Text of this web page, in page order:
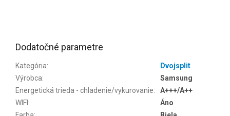
Dodatočné parametre
Kategória:
Dvojsplit
Výrobca:
Samsung
Energetická trieda - chladenie/vykurovanie:
A+++/A++
WIFI :
Áno